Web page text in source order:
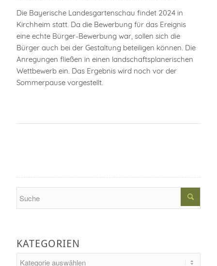
Die Bayerische Landesgartenschau findet 2024 in
Kirchheim statt. Da die Bewerbung für das Ereignis
eine echte Bürger-Bewerbung war, sollen sich die
Bürger auch bei der Gestaltung beteiligen können. Die
Anregungen fließen in einen landschaftsplanerischen
Wettbewerb ein. Das Ergebnis wird noch vor der
Sommerpause vorgestellt.
KATEGORIEN